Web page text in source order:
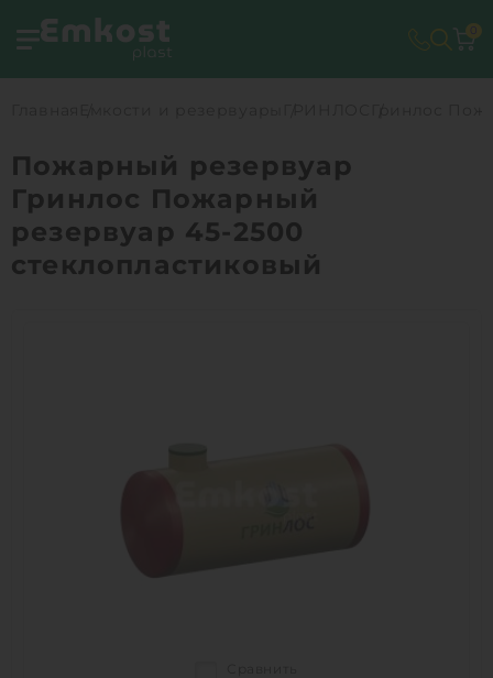
Пожарный резервуар
Гринлос Пожарный
резервуар 45-2500
стеклопластиковый